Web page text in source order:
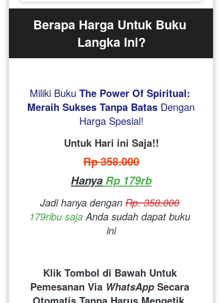
Berapa Harga Untuk Buku
Langka Ini?
Miliki Buku The Power Of Spiritual:
Meraih Sukses Tanpa Batas Dengan
Harga Spesial!
Untuk Hari ini Saja!!
Rp 358.000
Hanya Rp 179rb
Jadi hanya dengan Rp. 358.000
179ribu saja Anda sudah dapat buku
ini
Klik Tombol di Bawah Untuk
Pemesanan Via WhatsApp Secara
Otomatis Tanpa Harus Mengetik.